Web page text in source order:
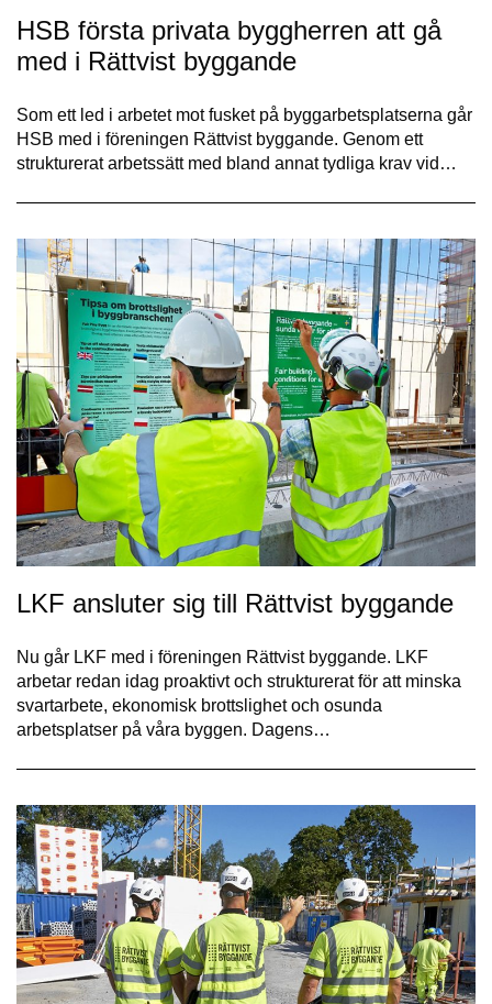
HSB första privata byggherren att gå
med i Rättvist byggande
Som ett led i arbetet mot fusket på byggarbetsplatserna går
HSB med i föreningen Rättvist byggande. Genom ett
strukturerat arbetssätt med bland annat tydliga krav vid…
LKF ansluter sig till Rättvist byggande
Nu går LKF med i föreningen Rättvist byggande. LKF
arbetar redan idag proaktivt och strukturerat för att minska
svartarbete, ekonomisk brottslighet och osunda
arbetsplatser på våra byggen. Dagens…